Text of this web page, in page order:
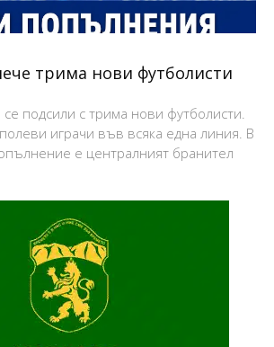
трима нови футболисти
подсили с трима нови футболисти.
играчи във всяка една линия. В
е централният бранител